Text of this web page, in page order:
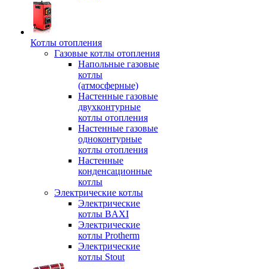
Котлы отопления
Газовые котлы отопления
Напольные газовые
котлы
(атмосферные)
Настенные газовые
двухконтурные
котлы отопления
Настенные газовые
одноконтурные
котлы отопления
Настенные
конденсационные
котлы
Электрические котлы
Электрические
котлы BAXI
Электрические
котлы Protherm
Электрические
котлы Stout